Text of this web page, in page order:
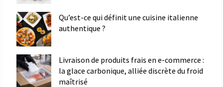
Qu’est-ce qui définit une cuisine italienne
authentique ?
Livraison de produits frais en e-commerce :
la glace carbonique, alliée discrète du froid
maîtrisé